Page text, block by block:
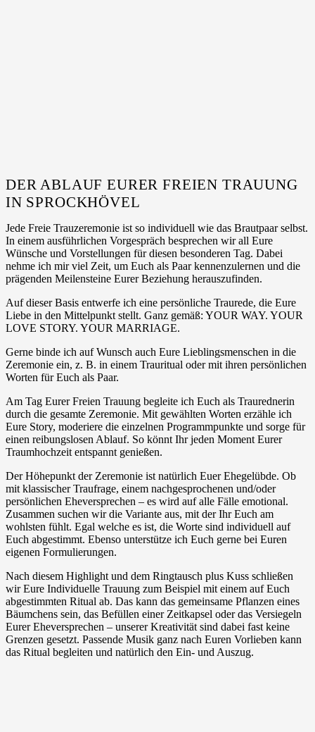
DER ABLAUF EURER FREIEN TRAUUNG
IN SPROCKHÖVEL
Jede Freie Trauzeremonie ist so individuell wie das Brautpaar selbst.
In einem ausführlichen Vorgespräch besprechen wir all Eure
Wünsche und Vorstellungen für diesen besonderen Tag. Dabei
nehme ich mir viel Zeit, um Euch als Paar kennenzulernen und die
prägenden Meilensteine Eurer Beziehung herauszufinden.
Auf dieser Basis entwerfe ich eine persönliche Traurede, die Eure
Liebe in den Mittelpunkt stellt. Ganz gemäß: YOUR WAY. YOUR
LOVE STORY. YOUR MARRIAGE.
Gerne binde ich auf Wunsch auch Eure Lieblingsmenschen in die
Zeremonie ein, z. B. in einem Trauritual oder mit ihren persönlichen
Worten für Euch als Paar.
Am Tag Eurer Freien Trauung begleite ich Euch als Traurednerin
durch die gesamte Zeremonie. Mit gewählten Worten erzähle ich
Eure Story, moderiere die einzelnen Programmpunkte und sorge für
einen reibungslosen Ablauf. So könnt Ihr jeden Moment Eurer
Traumhochzeit entspannt genießen.
Der Höhepunkt der Zeremonie ist natürlich Euer Ehegelübde. Ob
mit klassischer Traufrage, einem nachgesprochenen und/oder
persönlichen Eheversprechen – es wird auf alle Fälle emotional.
Zusammen suchen wir die Variante aus, mit der Ihr Euch am
wohlsten fühlt. Egal welche es ist, die Worte sind individuell auf
Euch abgestimmt. Ebenso unterstütze ich Euch gerne bei Euren
eigenen Formulierungen.
Nach diesem Highlight und dem Ringtausch plus Kuss schließen
wir Eure Individuelle Trauung zum Beispiel mit einem auf Euch
abgestimmten Ritual ab. Das kann das gemeinsame Pflanzen eines
Bäumchens sein, das Befüllen einer Zeitkapsel oder das Versiegeln
Eurer Eheversprechen – unserer Kreativität sind dabei fast keine
Grenzen gesetzt. Passende Musik ganz nach Euren Vorlieben kann
das Ritual begleiten und natürlich den Ein- und Auszug.